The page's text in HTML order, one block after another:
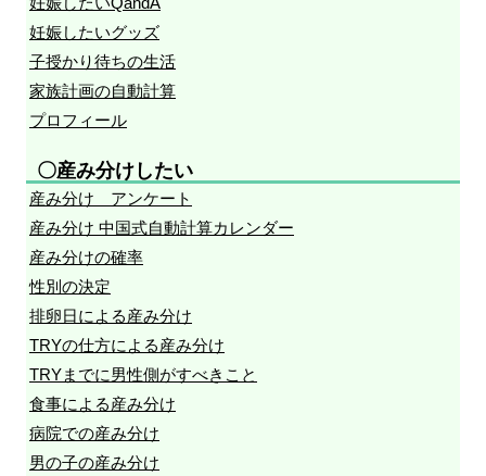
妊娠したいグッズ
子授かり待ちの生活
家族計画の自動計算
プロフィール
〇産み分けしたい
産み分け アンケート
産み分け 中国式自動計算カレンダー
産み分けの確率
性別の決定
排卵日による産み分け
TRYの仕方による産み分け
TRYまでに男性側がすべきこと
食事による産み分け
病院での産み分け
男の子の産み分け